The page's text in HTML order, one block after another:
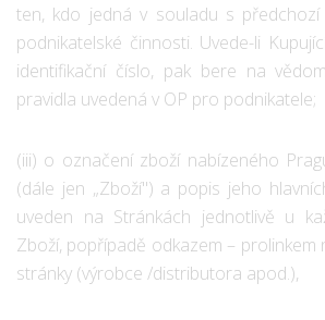
ten, kdo jedná v souladu s
podnikatelské činnosti. Uvede-li
identifikační číslo, pak bere na
pravidla uvedená v OP pro podnikatele;
(iii) o označení zboží nabízeného
(dále jen „Zboží") a popis jeho
uveden na Stránkách jednotlivě u
Zboží, popřípadě odkazem – prolinkem
stránky (výrobce /distributora apod.),